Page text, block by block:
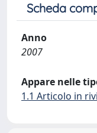
Scheda
Anno
2007
Appare nelle
1.1 Articolo in